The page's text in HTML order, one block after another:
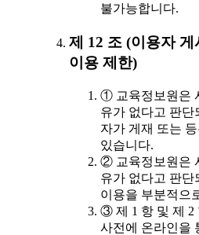
불가능합니다.
제 12 조 (이용자
이용 제한)
① 교육정보원은
유가 없다고 판단
자가 게재 또는
있습니다.
② 교육정보원은
유가 없다고 판단
이용을 부분적으
③ 제 1 항 및 제 2
사전에 온라인을